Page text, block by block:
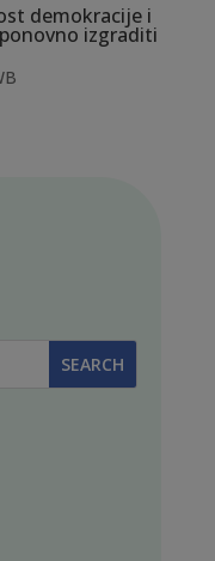
demokracije i
izgraditi